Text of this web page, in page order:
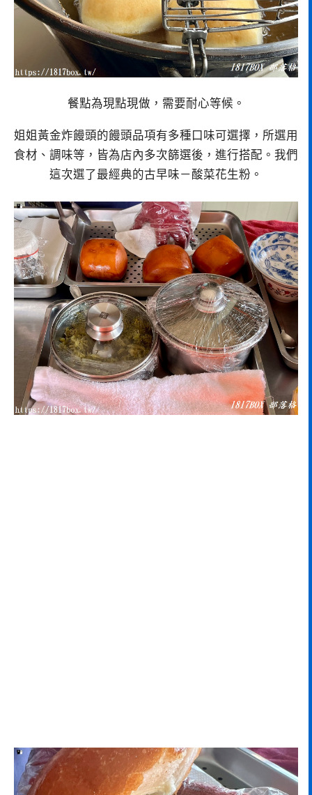
餐點為現點現做，需要耐心等候。
姐姐黃金炸饅頭的饅頭品項有多種口味可選擇，所選用
食材、調味等，皆為店內多次篩選後，進行搭配。我們
這次選了最經典的古早味－酸菜花生粉。